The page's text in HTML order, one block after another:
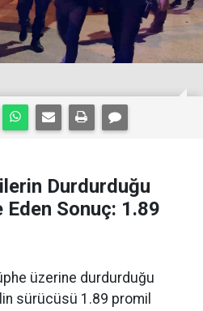
Durdurduğu
Sonuç: 1.89
üzerine durdurduğu
sürücüsü 1.89 promil